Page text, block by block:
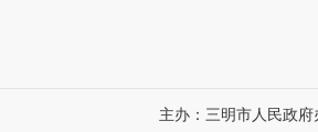
主办：三明市人民政府